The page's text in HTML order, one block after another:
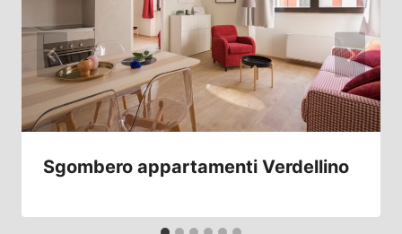
Sgombero appartamenti Verdellino